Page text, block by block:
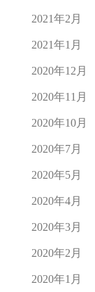
2021年2月
2021年1月
2020年12月
2020年11月
2020年10月
2020年7月
2020年5月
2020年4月
2020年3月
2020年2月
2020年1月